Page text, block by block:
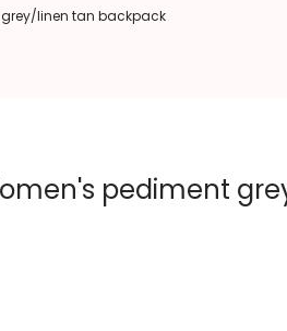
grey/linen tan backpack
pediment